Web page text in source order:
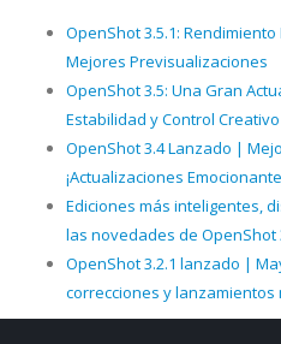
OpenShot 3.5.1:
Mejores Previsualizaciones
OpenShot 3.5: Una Gran
Estabilidad y Control Creativo
OpenShot 3.4 Lanzado |
¡Actualizaciones
Ediciones más inteligentes,
las novedades de OpenShot
OpenShot 3.2.1 lanzado |
correcciones y lanzamientos